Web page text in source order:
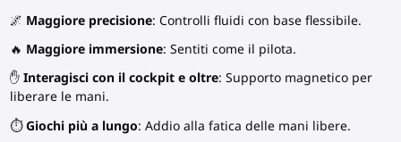
🌌 Maggiore precisione: Controlli fluidi con base flessibile.
🔥 Maggiore immersione: Sentiti come il pilota.
✋ Interagisci con il cockpit e oltre: Supporto magnetico per
liberare le mani.
⏱️Giochi più a lungo: Addio alla fatica delle mani libere.